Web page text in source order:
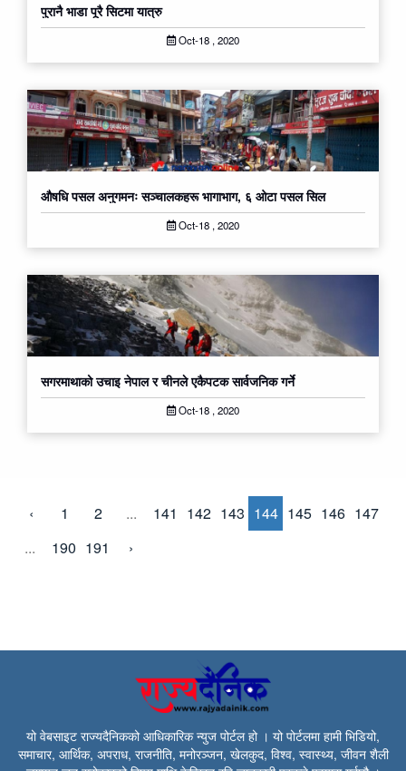
पुरानै भाडा पूरै सिटमा यात्रु
Oct-18 , 2020
औषधि पसल अनुगमनः सञ्चालकहरू भागाभाग, ६ ओटा पसल सिल
Oct-18 , 2020
सगरमाथाको उचाइ नेपाल र चीनले एकैपटक सार्वजनिक गर्ने
Oct-18 , 2020
‹ 1 2 ... 141 142 143 144 145 146 147
...
190 191 ›
यो वेबसाइट राज्यदैनिकको आधिकारिक न्युज पोर्टल हो । यो पोर्टलमा हामी भिडियो,
समाचार, आर्थिक, अपराध, राजनीति, मनोरञ्जन, खेलकुद, विश्व, स्वास्थ्य, जीवन शैली